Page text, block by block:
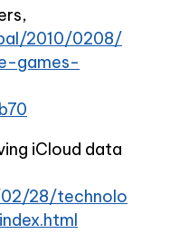
2010/0208/
games-
iCloud data
28/technolo